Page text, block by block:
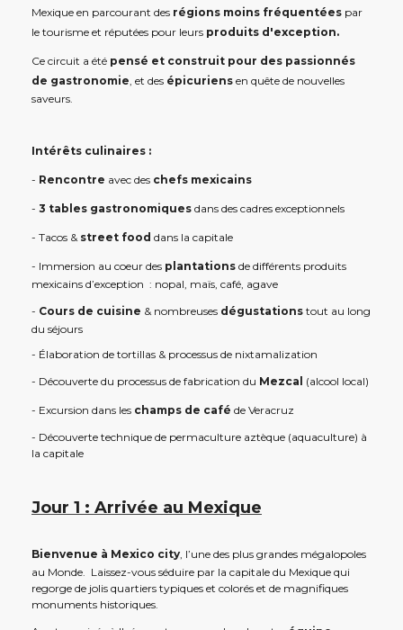
Mexique en parcourant des régions moins fréquentées par
le tourisme et réputées pour leurs produits d'exception.
Ce circuit a été pensé et construit pour des passionnés
de gastronomie , et des épicuriens en quête de nouvelles
saveurs.
Intérêts culinaires :
- Rencontre avec des chefs mexicains
- 3 tables gastronomiques dans des cadres exceptionnels
- Tacos & street food dans la capitale
- Immersion au coeur des plantations de différents produits
mexicains d’exception : nopal, maïs, café, agave
- Cours de cuisine & nombreuses dégustations tout au long
du séjours
- Élaboration de tortillas & processus de nixtamalization
- Découverte du processus de fabrication du Mezcal (alcool local)
- Excursion dans les champs de café de Veracruz
- Découverte technique de permaculture aztèque (aquaculture) à
la capitale
Jour 1 : Arrivée au Mexique
Bienvenue à Mexico city , l’une des plus grandes mégalopoles
au Monde. Laissez-vous séduire par la capitale du Mexique qui
regorge de jolis quartiers typiques et colorés et de magnifiques
monuments historiques.